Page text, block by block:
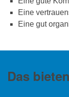
Eine
Eine gut
Das